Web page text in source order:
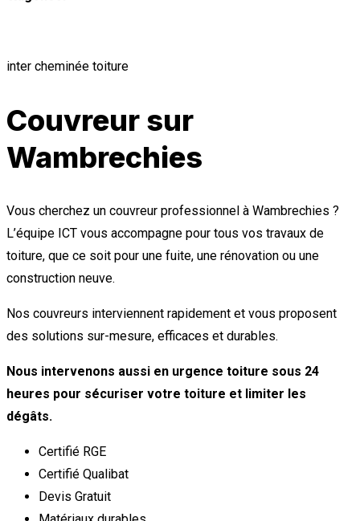
inter cheminée toiture
Couvreur sur
Wambrechies
Vous cherchez un couvreur professionnel à Wambrechies ?
L’équipe ICT vous accompagne pour tous vos travaux de
toiture, que ce soit pour une fuite, une rénovation ou une
construction neuve.
Nos couvreurs interviennent rapidement et vous proposent
des solutions sur-mesure, efficaces et durables.
Nous intervenons aussi en urgence toiture sous 24
heures pour sécuriser votre toiture et limiter les
dégâts.
Certifié RGE
Certifié Qualibat
Devis Gratuit